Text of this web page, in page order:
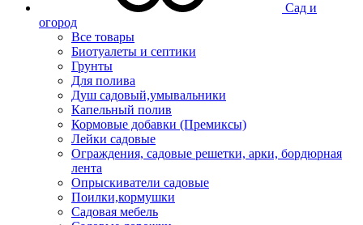
Сад и
огород
Все товары
Биотуалеты и септики
Грунты
Для полива
Душ садовый,умывальники
Капельный полив
Кормовые добавки (Премиксы)
Лейки садовые
Ограждения, садовые решетки, арки, бордюрная
лента
Опрыскиватели садовые
Поилки,кормушки
Садовая мебель